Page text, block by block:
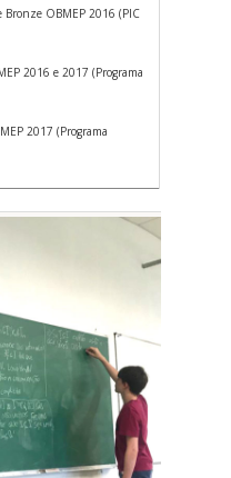
Bronze OBMEP 2016 (PIC
2016 e 2017 (Programa
2017 (Programa